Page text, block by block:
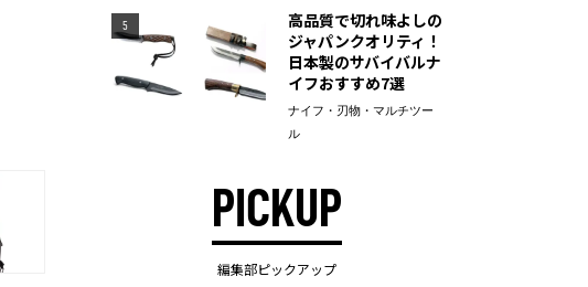
5
高品質で切れ味よしの
ジャパンクオリティ！
日本製のサバイバルナ
イフおすすめ7選
ナイフ・刃物・マルチツー
ル
PICKUP
編集部ピックアップ